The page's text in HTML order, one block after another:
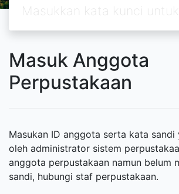
Masuk Anggota
Perpustakaan
Masukan ID anggota serta kata
oleh administrator sistem
anggota perpustakaan namun belum
sandi, hubungi staf perpustakaan.